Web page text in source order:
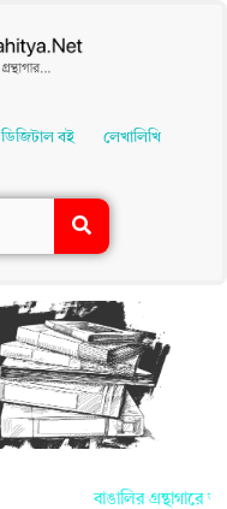
ডিজিটাল বই লেখালিখি
বাঙালির গ্রন্থাগারে